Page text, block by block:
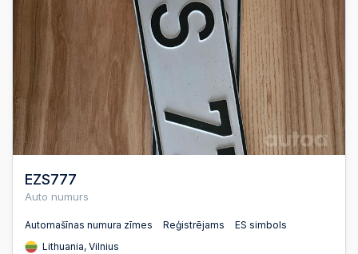
EZS777
Auto numurs
Automašīnas numura zīmes Reģistrējams
ES simbols
Lithuania, Vilnius